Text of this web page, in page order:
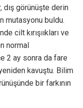
dış görünüşte derin
mutasyonu buldu.
cilt kırışııkları ve
normal
2 ay sonra da fare
kavuştu. Bilim
bir farkının